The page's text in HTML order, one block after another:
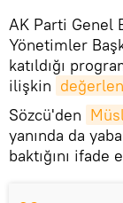
AK Parti Genel
Yönetimler
katıldığı
ilişkin
Sözcü'den
yanında da
baktığını